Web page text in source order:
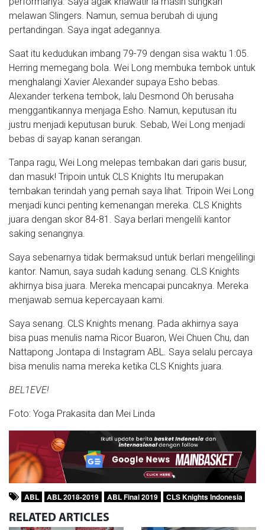
melawan Slingers. Namun, semua berubah di ujung
pertandingan. Saya ingat adegannya.
Saat itu kedudukan imbang 79-79 dengan sisa waktu 1:05.
Herring memegang bola. Wei Long membuka tembok untuk
menghalangi Xavier Alexander supaya Esho bebas.
Alexander terkena tembok, lalu Desmond Oh berusaha
menggantikannya menjaga Esho. Namun, keputusan itu
justru menjadi keputusan buruk. Sebab, Wei Long menjadi
bebas di sayap kanan serangan.
Tanpa ragu, Wei Long melepas tembakan dari garis busur,
dan masuk! Tripoin untuk CLS Knights Itu merupakan
tembakan terindah yang pernah saya lihat. Tripoin Wei Long
menjadi kunci penting kemenangan mereka. CLS Knights
juara dengan skor 84-81. Saya berlari mengelili kantor
saking senangnya.
Saya sebenarnya tidak bermaksud untuk berlari mengelilingi
kantor. Namun, saya sudah kadung senang. CLS Knights
akhirnya bisa juara. Mereka mencapai puncaknya. Mereka
menjawab semua kepercayaan kami.
Saya senang. CLS Knights menang. Pada akhirnya saya
bisa puas menulis nama Ricor Buaron, Wei Chuen Chu, dan
Nattapong Jontapa di Instagram ABL. Saya selalu percaya
bisa menulis nama mereka ketika CLS Knights juara.
BEL1EVE!
Foto: Yoga Prakasita dan Mei Linda
ABL ABL 2018-2019 ABL Final 2019 CLS Knights Indonesia
RELATED ARTICLES